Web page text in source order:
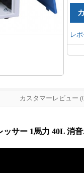
レ
カスタマーレビュー
サー 1馬力 40L 消